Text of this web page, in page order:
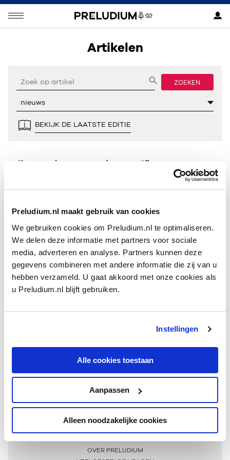
Preludium.nl maakt gebruik van cookies
We gebruiken cookies om Preludium.nl te optimaliseren.
We delen deze informatie met partners voor sociale
media, adverteren en analyse. Partners kunnen deze
gegevens combineren met andere informatie die zij van u
hebben verzameld. U gaat akkoord met onze cookies als
u Preludium.nl blijft gebruiken.
Instellingen
Alle cookies toestaan
Aanpassen
Alleen noodzakelijke cookies
Artikelen
ZOEKEN
BEKIJK DE LAATSTE EDITIE
Geen resultaten gevonden voor “”.
Meer informatie
OVER PRELUDIUM